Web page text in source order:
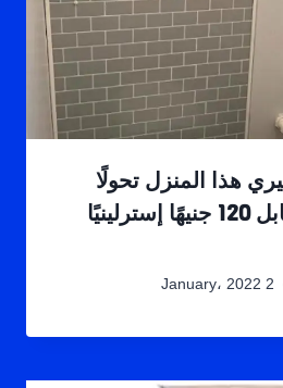
هذا المنزل تحولًا
رخيصًا للحمام مقابل 120 جنيهًا إسترلينيًا
2 January، 2022